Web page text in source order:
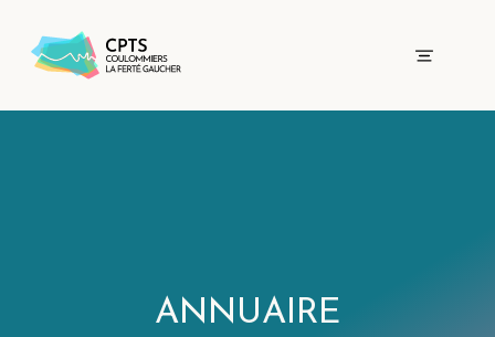
ANNUAIRE